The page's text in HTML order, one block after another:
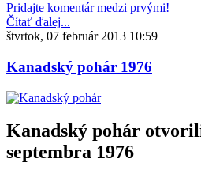
Pridajte komentár medzi prvými!
Čítať ďalej...
štvrtok, 07 február 2013 10:59
Kanadský pohár 1976
Kanadský pohár
septembra 1976